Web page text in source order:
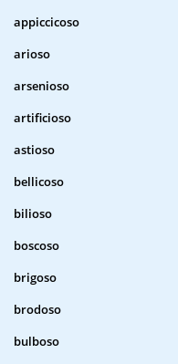
appiccicoso
arioso
arsenioso
artificioso
astioso
bellicoso
bilioso
boscoso
brigoso
brodoso
bulboso